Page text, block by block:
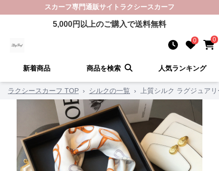
スカーフ専門通販サイト ラクシースカーフ
5,000円以上のご購入で送料無料
0 0
新着商品 商品を検索 人気ランキング
ラクシースカーフ TOP › シルクの一覧 › 上質シルク ラグジュア